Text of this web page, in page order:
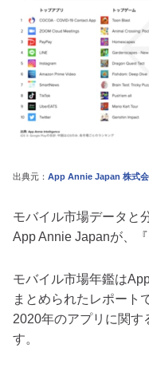
出典元： App Annie Japan 株式会
モバイル市場データと
App Annie Japanが、
モバイル市場年鑑は
まとめられたレポート
2020年のアプリに関す
す。